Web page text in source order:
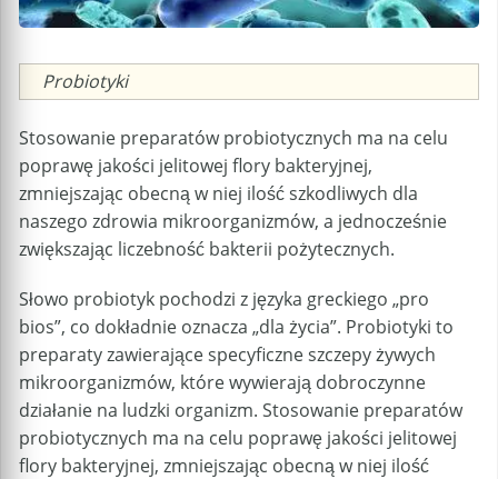
Caption
Probiotyki
Stosowanie preparatów probiotycznych ma na celu
poprawę jakości jelitowej flory bakteryjnej,
zmniejszając obecną w niej ilość szkodliwych dla
naszego zdrowia mikroorganizmów, a jednocześnie
zwiększając liczebność bakterii pożytecznych.
Słowo probiotyk pochodzi z języka greckiego „pro
bios”, co dokładnie oznacza „dla życia”. Probiotyki to
preparaty zawierające specyficzne szczepy żywych
mikroorganizmów, które wywierają dobroczynne
działanie na ludzki organizm. Stosowanie preparatów
probiotycznych ma na celu poprawę jakości jelitowej
flory bakteryjnej, zmniejszając obecną w niej ilość